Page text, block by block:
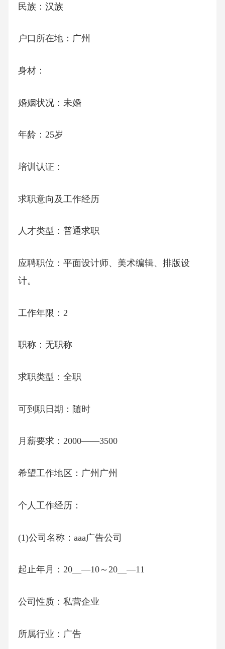
民族：汉族
户口所在地：广州
身材：
婚姻状况：未婚
年龄：25岁
培训认证：
求职意向及工作经历
人才类型：普通求职
应聘职位：平面设计师、美术编辑、排版设
计。
工作年限：2
职称：无职称
求职类型：全职
可到职日期：随时
月薪要求：2000——3500
希望工作地区：广州广州
个人工作经历：
(1)公司名称：aaa广告公司
起止年月：20__—10～20__—11
公司性质：私营企业
所属行业：广告